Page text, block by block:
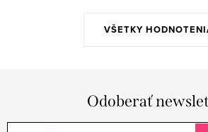
VŠETKY
Odoberať